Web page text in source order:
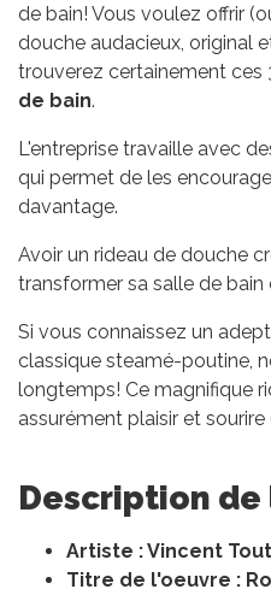
de bain! Vous voulez offrir
douche audacieux, original
trouverez certainement ces
de bain.
L'entreprise travaille avec
qui permet de les
davantage.
Avoir un rideau de douche
transformer sa salle de bain
Si vous connaissez un
classique steamé-poutine,
longtemps! Ce magnifique
assurément plaisir et
Description
Artiste : Vincent
Titre de l'oeuvre :